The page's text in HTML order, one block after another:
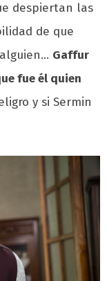
despiertan las
de que
Gaffur
fue él quien
y si Sermin